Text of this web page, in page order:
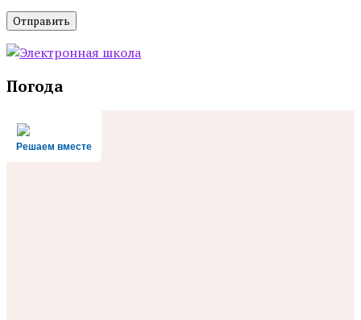
Погода
Решаем вместе